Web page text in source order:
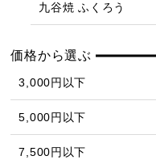
九谷焼 ふくろう
価格から選ぶ
3,000円以下
5,000円以下
7,500円以下